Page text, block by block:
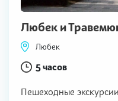
Любек и
Любек
5 часов
Пешеходные